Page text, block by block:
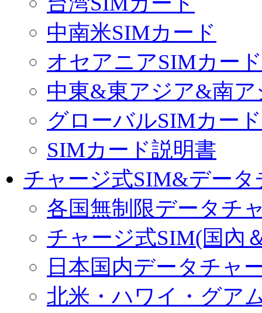
中南米SIMカード
オセアニアSIMカード
中東&東アジア&南
グローバルSIMカード
SIMカード説明書
チャージ式SIM&デー
各国無制限データチ
チャージ式SIM(国內
日本国内データチャ
北米・ハワイ・グア